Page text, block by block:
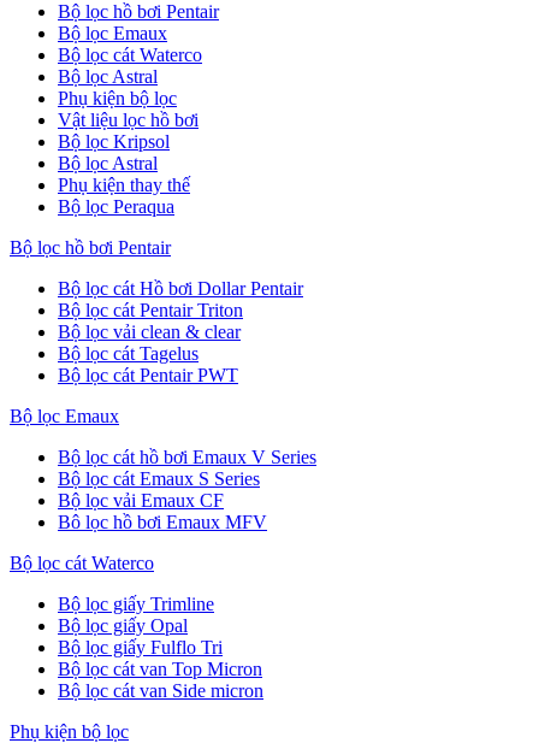
Bộ lọc hồ bơi Pentair
Bộ lọc Emaux
Bộ lọc cát Waterco
Bộ lọc Astral
Phụ kiện bộ lọc
Vật liệu lọc hồ bơi
Bộ lọc Kripsol
Bộ lọc Astral
Phụ kiện thay thế
Bộ lọc Peraqua
Bộ lọc hồ bơi Pentair
Bộ lọc cát Hồ bơi Dollar Pentair
Bộ lọc cát Pentair Triton
Bộ lọc vải clean & clear
Bộ lọc cát Tagelus
Bộ lọc cát Pentair PWT
Bộ lọc Emaux
Bộ lọc cát hồ bơi Emaux V Series
Bộ lọc cát Emaux S Series
Bộ lọc vải Emaux CF
Bô lọc hồ bơi Emaux MFV
Bộ lọc cát Waterco
Bộ lọc giấy Trimline
Bộ lọc giấy Opal
Bộ lọc giấy Fulflo Tri
Bộ lọc cát van Top Micron
Bộ lọc cát van Side micron
Phụ kiện bộ lọc